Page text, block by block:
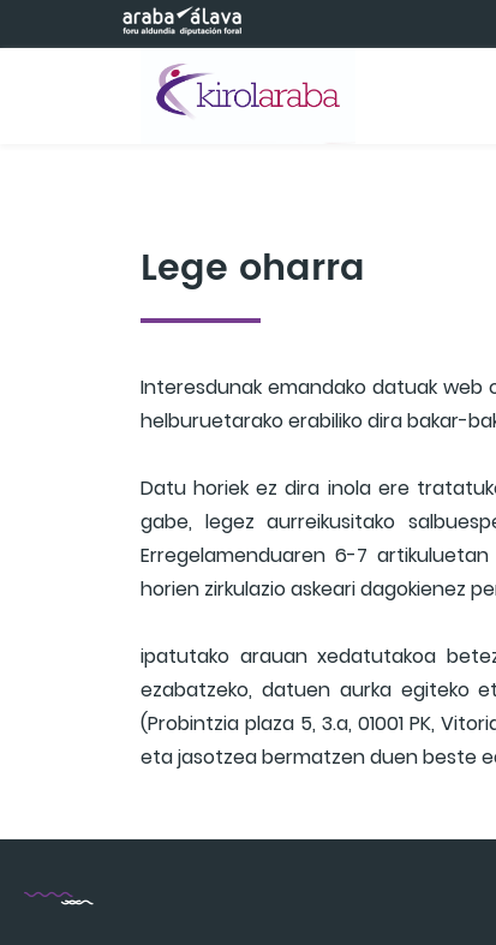
Eduki nagusira joan
Lege oharra
Interesdunak emandako datuak
helburuetarako erabiliko dira bakar-
Datu horiek ez dira inola ere
gabe, legez aurreikusitako
Erregelamenduaren 6-7
horien zirkulazio askeari dagokienez
ipatutako arauan xedatutakoa
ezabatzeko, datuen aurka egiteko
(Probintzia plaza 5, 3.a, 01001 PK,
eta jasotzea bermatzen duen beste